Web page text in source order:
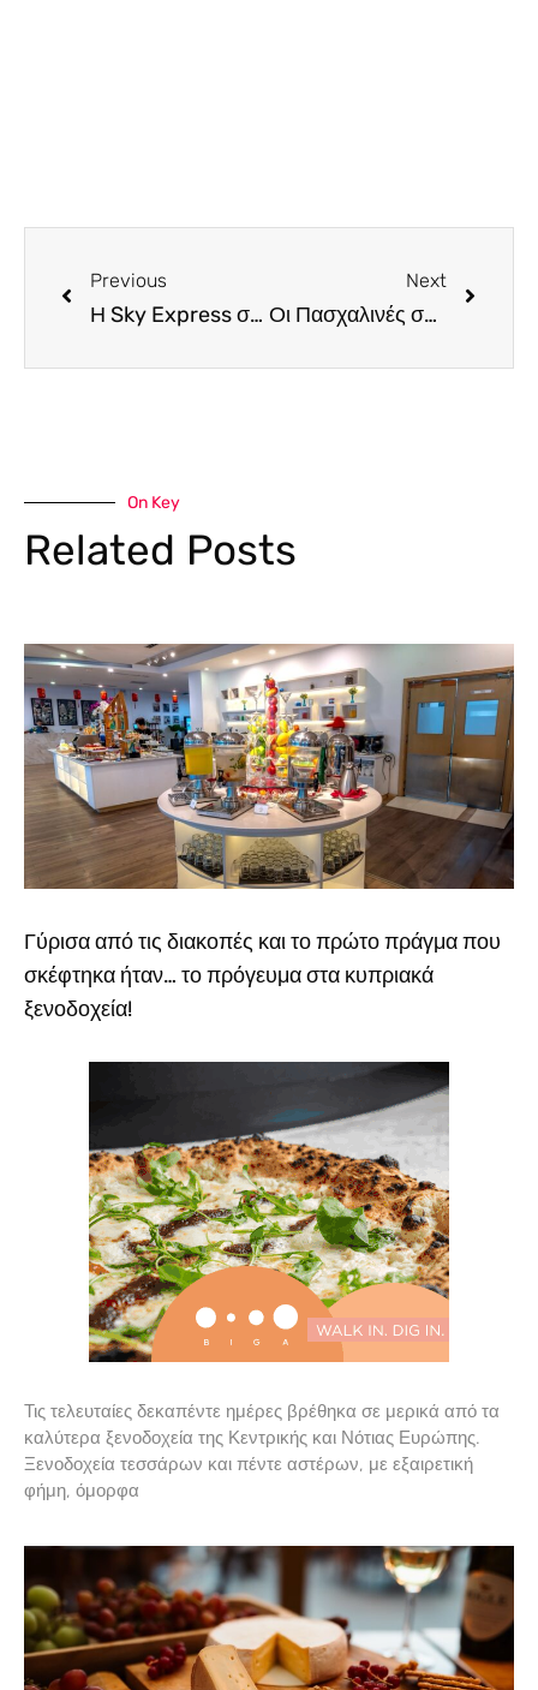
Previous
Η Sky Express σε ταξιδεύει με εκπτώσεις μέχρι 30% αυτό το καλοκαίρι
Next
Οι Πασχαλινές σου διακοπές εφέτος, είναι Capo Bay.
On Key
Related Posts
Γύρισα από τις διακοπές και το πρώτο πράγμα που
σκέφτηκα ήταν… το πρόγευμα στα κυπριακά
ξενοδοχεία!
Τις τελευταίες δεκαπέντε ημέρες βρέθηκα σε μερικά από τα
καλύτερα ξενοδοχεία της Κεντρικής και Νότιας Ευρώπης.
Ξενοδοχεία τεσσάρων και πέντε αστέρων, με εξαιρετική
φήμη, όμορφα